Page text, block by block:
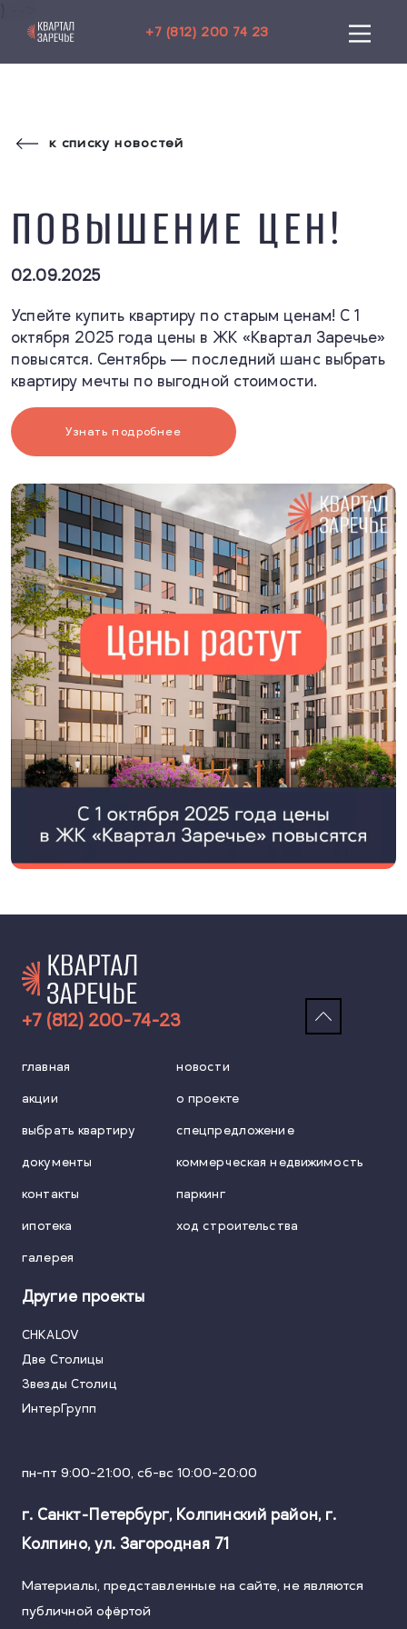
+7 (812) 200 74 23
к списку новостей
ПОВЫШЕНИЕ ЦЕН!
02.09.2025
Успейте купить квартиру по старым ценам! С 1
октября 2025 года цены в ЖК «Квартал Заречье»
повысятся. Сентябрь — последний шанс выбрать
квартиру мечты по выгодной стоимости.
Узнать подробнее
+7 (812) 200-74-23
главная новости
акции о проекте
выбрать квартиру спецпредложение
документы коммерческая недвижимость
контакты паркинг
ипотека ход строительства
галерея
Другие проекты
CHKALOV
Две Столицы
Звезды Столиц
ИнтерГрупп
пн-пт 9:00-21:00, сб-вс 10:00-20:00
г. Санкт-Петербург, Колпинский район, г.
Колпино,ул. Загородная 71
Материалы, представленные на сайте, не являются
публичнойофёртой